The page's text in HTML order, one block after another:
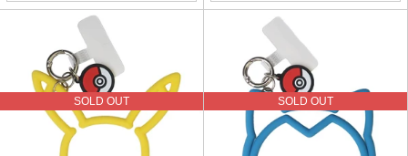
SOLD OUT SOLD OUT